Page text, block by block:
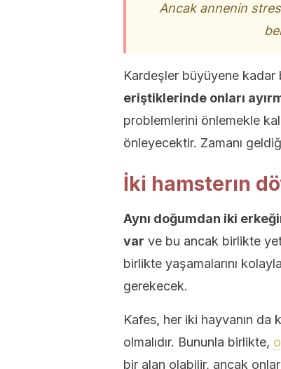
Ancak annenin
Kardeşler büyüyene
eriştiklerinde onları
problemlerini önlemekle
önleyecektir. Zamanı
İki hamsterın
Aynı doğumdan iki
var ve bu ancak birlikte
birlikte yaşamalarını
gerekecek.
Kafes, her iki hayvanın da
olmalıdır. Bununla birlikte,
bir alan olabilir, ancak